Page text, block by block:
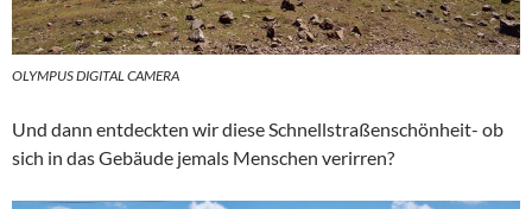
OLYMPUS DIGITAL CAMERA
Und dann entdeckten wir diese Schnellstraßenschönheit- ob
sich in das Gebäude jemals Menschen verirren?